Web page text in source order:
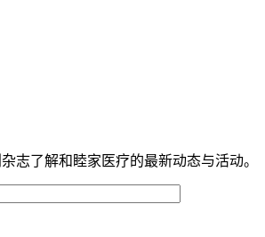
志了解和睦家医疗的最新动态与活动。